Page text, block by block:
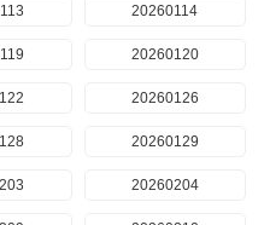
20260114
20260120
20260126
20260129
20260204